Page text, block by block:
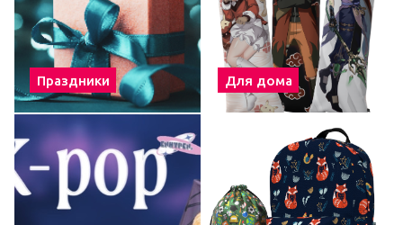
Праздники Для дома